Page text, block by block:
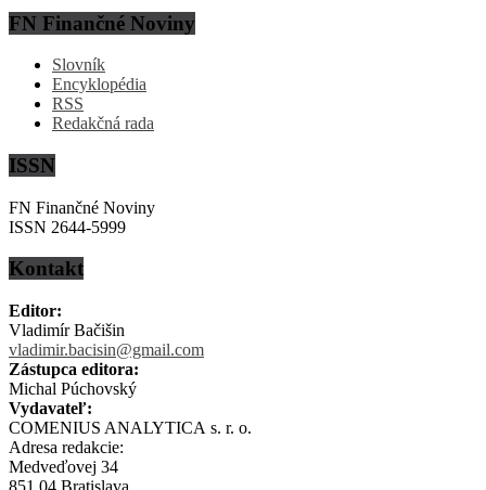
FN Finančné Noviny
Slovník
Encyklopédia
RSS
Redakčná rada
ISSN
FN Finančné Noviny
ISSN 2644-5999
Kontakt
Editor:
Vladimír Bačišin
vladimir.bacisin@gmail.com
Zástupca editora:
Michal Púchovský
Vydavateľ:
COMENIUS ANALYTICA s. r. o.
Adresa redakcie:
Medveďovej 34